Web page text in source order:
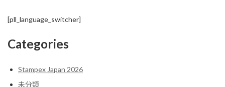
[pll_language_switcher]
Categories
Stampex Japan 2026
未分類